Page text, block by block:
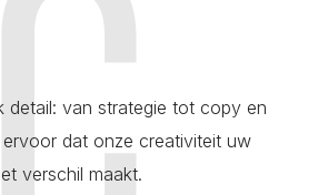
detail: van strategie tot copy en
dat onze creativiteit uw
verschil maakt.